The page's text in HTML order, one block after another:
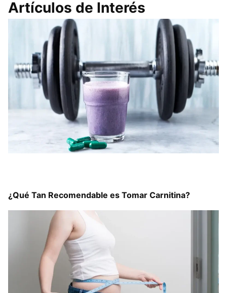
Artículos de Interés
¿Qué Tan Recomendable es Tomar Carnitina?